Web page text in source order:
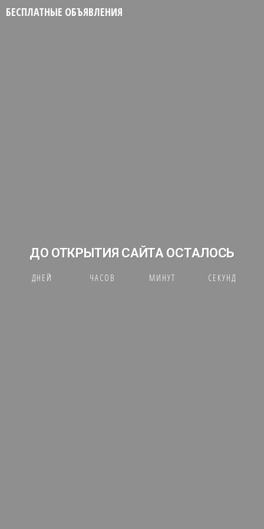
БЕСПЛАТНЫЕ ОБЪЯВЛЕНИЯ
ДО ОТКРЫТИЯ САЙТА ОСТАЛОСЬ
ДНЕЙ ЧАСОВ МИНУТ СЕКУНД